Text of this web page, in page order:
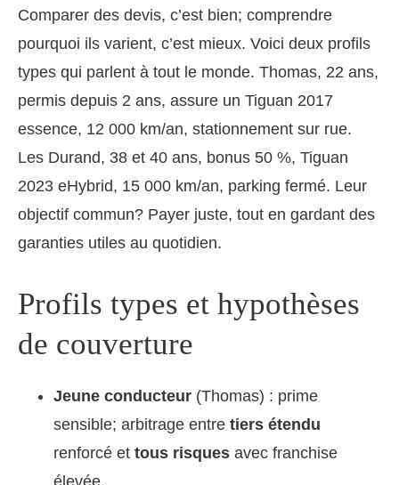
Comparer des devis, c’est bien; comprendre
pourquoi ils varient, c’est mieux. Voici deux profils
types qui parlent à tout le monde. Thomas, 22 ans,
permis depuis 2 ans, assure un Tiguan 2017
essence, 12 000 km/an, stationnement sur rue.
Les Durand, 38 et 40 ans, bonus 50 %, Tiguan
2023 eHybrid, 15 000 km/an, parking fermé. Leur
objectif commun? Payer juste, tout en gardant des
garanties utiles au quotidien.
Profils types et hypothèses
de couverture
Jeune conducteur (Thomas) : prime
sensible; arbitrage entre tiers étendu
renforcé et tous risques avec franchise
élevée.